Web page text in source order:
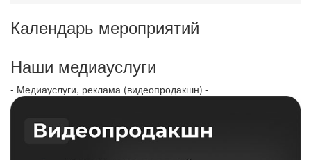
Календарь мероприятий
Наши медиауслуги
- Медиауслуги, реклама (видеопродакшн) -